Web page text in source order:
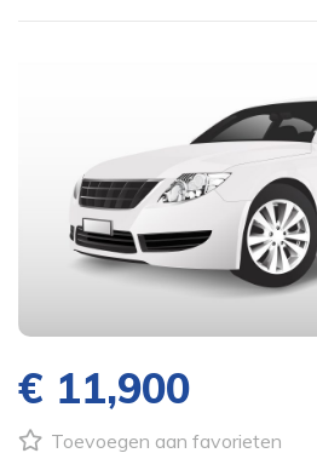
€ 11,900
Toevoegen aan favorieten